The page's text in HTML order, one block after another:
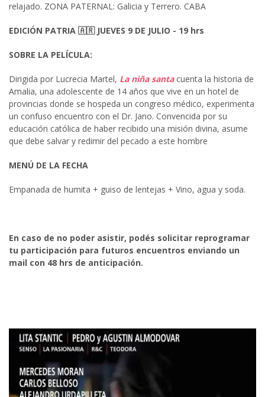
relajado. ZONA PATERNAL: Galicia y Terrero. CABA
EDICIÓN PATRIA 🇦🇷 JUEVES 9 DE JULIO - 19 hrs
SOBRE LA PELÍCULA:
Dirigida por Lucrecia Martel, La niña santacuenta la historia de
Amalia, una adolescente de 14 años que vive en un hotel de
provincias donde se hospeda un congreso médico, experimenta
un confuso encuentro con el Dr. Jano. Convencida por su
educación católica de haber recibido una misión divina, asume
que debe salvar y redimir del pecado a este hombre
MENÚ DE LA FECHA
Empanada de humita + guiso de lentejas + Vino, agua y soda.
En caso de no poder asistir, podés solicitar reprogramar
tu participación para futuros encuentros enviando un
mail con 48 hrs de anticipación.